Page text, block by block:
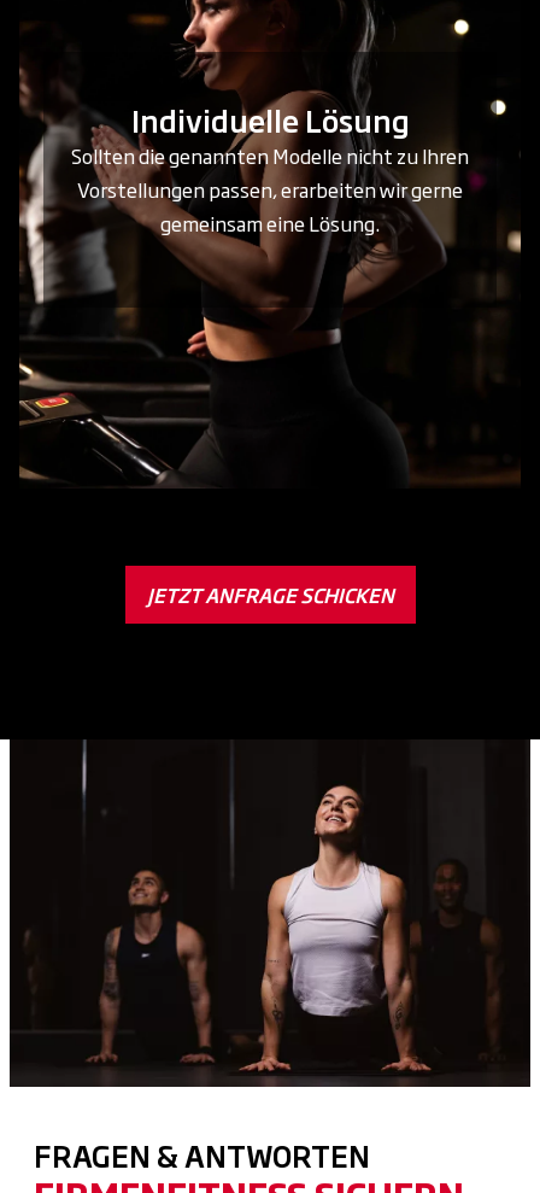
Individuelle Lösung
Sollten die genannten Modelle nicht zu Ihren
Vorstellungen passen, erarbeiten wir gerne
gemeinsam eine Lösung.
JETZT ANFRAGE SCHICKEN
FRAGEN & ANTWORTEN